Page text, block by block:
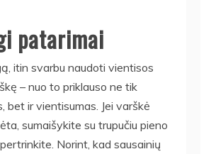
patarimai
itin svarbu naudoti vientisos
– nuo to priklauso ne tik
bet ir vientisumas. Jei varškė
sumaišykite su trupučiu pieno
Norint, kad sausainių